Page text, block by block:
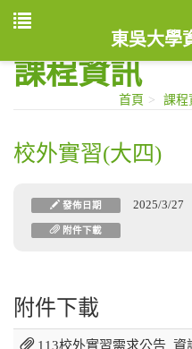
東吳大學
課程資訊
首頁 課程
校外實習(大四)
發佈日期 2025/3/27
附件下載
附件下載
113校外實習需求公告_資